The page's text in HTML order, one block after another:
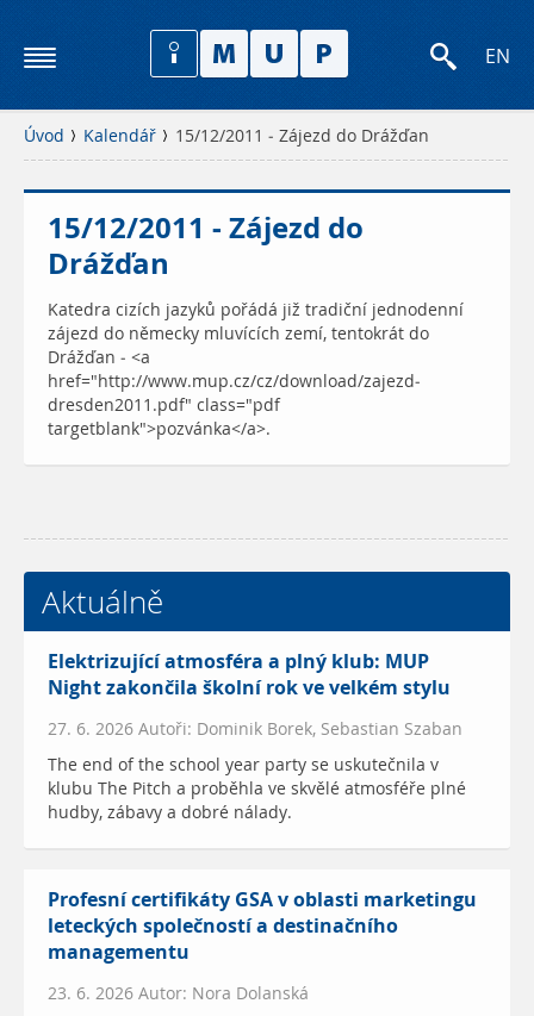
EN
Úvod Kalendář 15/12/2011 - Zájezd do Drážďan
15/12/2011 - Zájezd do
Drážďan
Katedra cizích jazyků pořádá již tradiční jednodenní
zájezd do německy mluvících zemí, tentokrát do
Drážďan - <a
href="http://www.mup.cz/cz/download/zajezd-
dresden2011.pdf" class="pdf
targetblank">pozvánka</a>.
Aktuálně
Elektrizující atmosféra a plný klub: MUP
Night zakončila školní rok ve velkém stylu
27. 6. 2026 Autoři: Dominik Borek, Sebastian Szaban
The end of the school year party se uskutečnila v
klubu The Pitch a proběhla ve skvělé atmosféře plné
hudby, zábavy a dobré nálady.
Profesní certifikáty GSA v oblasti marketingu
leteckých společností a destinačního
managementu
23. 6. 2026 Autor: Nora Dolanská